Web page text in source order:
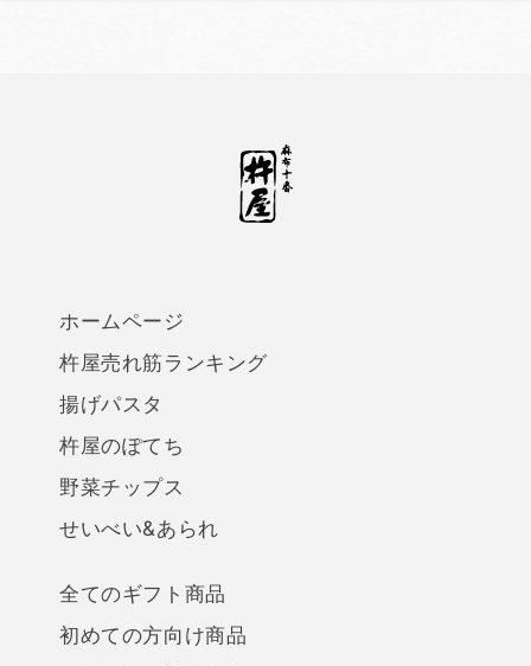
ホームページ
杵屋売れ筋ランキング
揚げパスタ
杵屋のぽてち
野菜チップス
せいべい&あられ
全てのギフト商品
初めての方向け商品